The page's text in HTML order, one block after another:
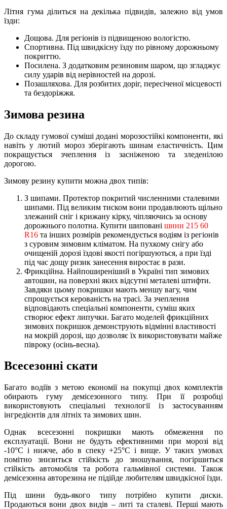
Літня гума ділиться на декілька підвидів, залежно від умов
їзди:
Дощова. Для регіонів із підвищеною вологістю.
Спортивна. Під швидкісну їзду по рівному дорожньому
покриттю.
Посилена. З додатковим резиновим шаром, що згладжує
силу ударів від нерівностей на дорозі.
Позашляхова. Для розбитих доріг, пересіченої місцевості
та бездоріжжя.
Зимова резина
До складу гумової суміші додані морозостійкі компоненти, які
навіть у лютий мороз зберігають шинам еластичність. Цим
покращується зчеплення із засніженою та зледенілою
дорогою.
Зимову резину купити можна двох типів:
З шипами. Протектор покритий численними сталевими
шипами. Під великим тиском вони продавлюють щільно
злежаний сніг і крижану кірку, чіпляючись за основу
дорожнього полотна. Купити шиповані шини 215 60
R16 та інших розмірів рекомендується водіям із регіонів
з суровим зимовим кліматом. На пухкому снігу або
очищеній дорозі їздові якості погіршуються, а при їзді
під час дощу ризик занесення виростає в рази.
Фрикційна. Найпоширеніший в Україні тип зимових
автошин, на поверхні яких відсутні металеві штифти.
Завдяки цьому покришки мають меншу вагу, чим
спрощується керованість на трасі. За зчеплення
відповідають спеціальні компоненти, суміш яких
створює ефект липучки. Багато моделей фрикційних
зимових покришок демонструють відмінні властивості
на мокрій дорозі, що дозволяє їх використовувати майже
півроку (осінь-весна).
Всесезонні скати
Багато водіїв з метою економії на покупці двох комплектів
обирають гуму демісезонного типу. При її розробці
використовують спеціальні технології із застосуванням
інгредієнтів для літніх та зимових шин.
Однак всесезонні покришки мають обмеження по
експлуатації. Вони не будуть ефективними при морозі від
-10°C і нижче, або в спеку +25°C і вище. У таких умовах
помітно знизиться стійкість до зношування, погіршиться
стійкість автомобіля та робота гальмівної системи. Також
демісезонна авторезина не підійде любителям швидкісної їзди.
Під шини будь-якого типу потрібно купити диски.
Продаються вони двох видів – литі та сталеві. Перші мають